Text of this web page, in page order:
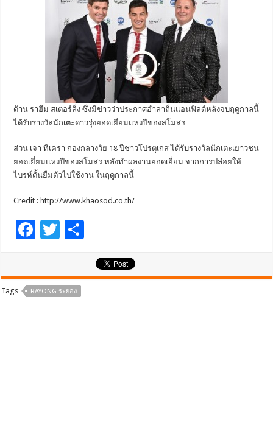
ด้าน ราฮีม สเตอร์ลิ่ง ซึ่งมีข่าวว่าประกาศอำลาถิ่นแอนฟิลด์หลังจบฤดูกาลนี้
ได้รับรางวัลนักเตะดาวรุ่งยอดเยี่ยมแห่งปีของสโมสร
ส่วน เจา ทีเคร่า กองกลางวัย 18 ปีชาวโปรตุเกส ได้รับรางวัลนักเตะเยาวชน
ยอดเยี่ยมแห่งปีของสโมสร หลังทำผลงานยอดเยี่ยม จากการปล่อยให้
ไบรห์ตั้นยืมตัวไปใช้งาน ในฤดูกาลนี้
Credit : http://www.khaosod.co.th/
F
b
T
er
ar
Tags RAYONG ระยอง